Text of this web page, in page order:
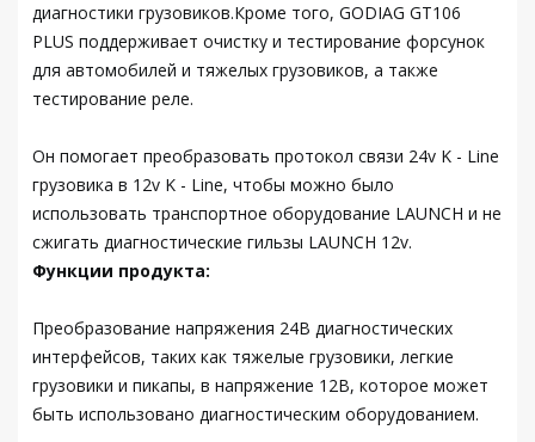
диагностики грузовиков.Кроме того, GODIAG GT106
PLUS поддерживает очистку и тестирование форсунок
для автомобилей и тяжелых грузовиков, а также
тестирование реле.
Он помогает преобразовать протокол связи 24v K - Line
грузовика в 12v K - Line, чтобы можно было
использовать транспортное оборудование LAUNCH и не
сжигать диагностические гильзы LAUNCH 12v.
Функции продукта:
Преобразование напряжения 24В диагностических
интерфейсов, таких как тяжелые грузовики, легкие
грузовики и пикапы, в напряжение 12В, которое может
быть использовано диагностическим оборудованием.